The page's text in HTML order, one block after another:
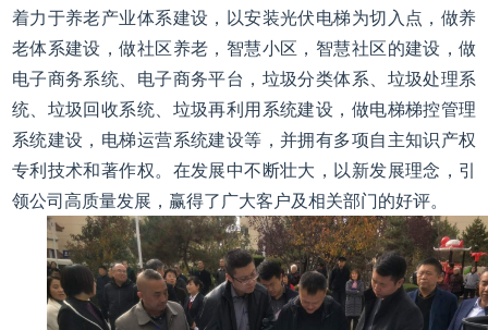
着力于养老产业体系建设，以安装光伏电梯为切入点，做养
老体系建设，做社区养老，智慧小区，智慧社区的建设，做
电子商务系统、电子商务平台，垃圾分类体系、垃圾处理系
统、垃圾回收系统、垃圾再利用系统建设，做电梯梯控管理
系统建设，电梯运营系统建设等，并拥有多项自主知识产权
专利技术和著作权。在发展中不断壮大，以新发展理念，引
领公司高质量发展，赢得了广大客户及相关部门的好评。